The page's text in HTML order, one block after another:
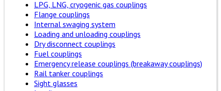
LPG, LNG, cryogenic gas couplings
Flange couplings
Internal swaging system
Loading and unloading couplings
Dry disconnect couplings
Fuel couplings
Emergency release couplings (breakaway couplings)
Rail tanker couplings
Sight glasses